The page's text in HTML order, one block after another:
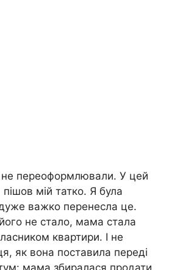
переоформлювали. У цей
мій татко. Я була
важко перенесла це.
не стало, мама стала
квартири. І не
як вона поставила переді
мама збиралася продати